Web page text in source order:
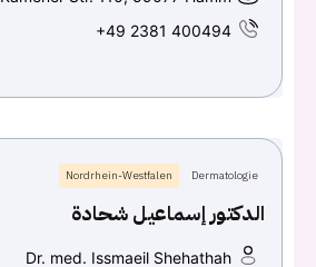
+49 2381 400494
Dermatologie
Nordrhein-Westfalen
الدكتور إسماعيل شحادة
Dr. med. Issmaeil Shehathah